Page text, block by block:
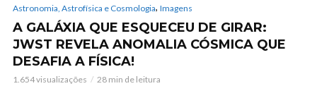
Astronomia, Astrofísica e Cosmologia, Imagens
A GALÁXIA QUE ESQUECEU DE GIRAR:
JWST REVELA ANOMALIA CÓSMICA QUE
DESAFIA A FÍSICA!
1.654 visualizações 28 min de leitura